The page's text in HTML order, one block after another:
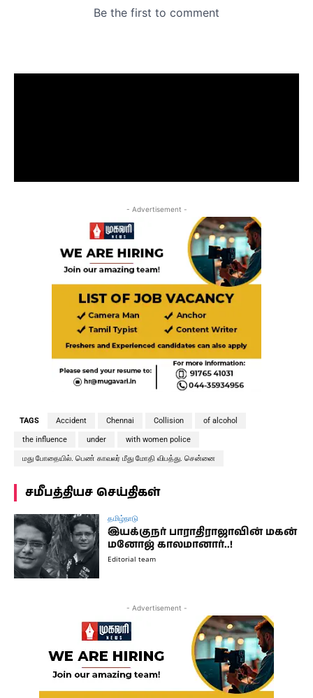
- Advertisement -
TAGS Accident Chennai Collision of alcohol
the influence under with women police
மது போதையில். பெண் காவலர் மீது மோதி விபத்து. சென்னை
சமீபத்தியச செய்திகள்
தமிழ்நாடு
இயக்குநர் பாராதிராஜாவின் மகன்
மனோஜ் காலமானார்..!
Editorial team
- Advertisement -